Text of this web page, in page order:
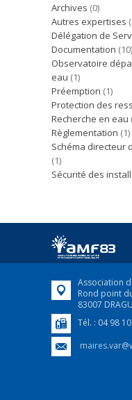
Archives (0)
Autres expertises
Délégation de
Documentation (10)
Observatoire
eau (1)
Préemption (1)
Protection des
Recherche en eau
Règlementation (1)
Schéma directeur
(1)
Sécurité des
Association
Rond point
83007
Tél. : 04 98